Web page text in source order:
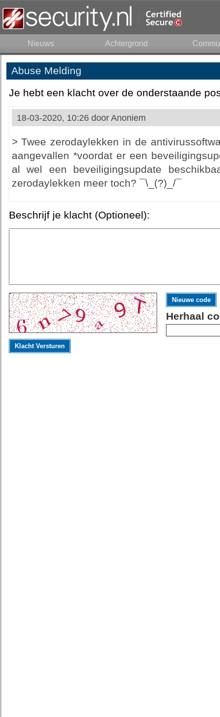
Nieuws Achtergrond
Abuse Melding
Je hebt een klacht over de onderstaande
18-03-2020, 10:26 door Anoniem
> Twee zerodaylekken in de
aangevallen *voordat er een
al wel een beveiligingsupdate
zerodaylekken meer toch? ¯\_(?)_/¯
Beschrijf je klacht (Optioneel):
Nieuwe code
Herhaal
Klacht Versturen